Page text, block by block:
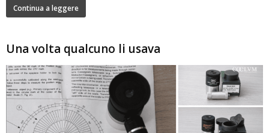
Continua a leggere
Una volta qualcuno li usava